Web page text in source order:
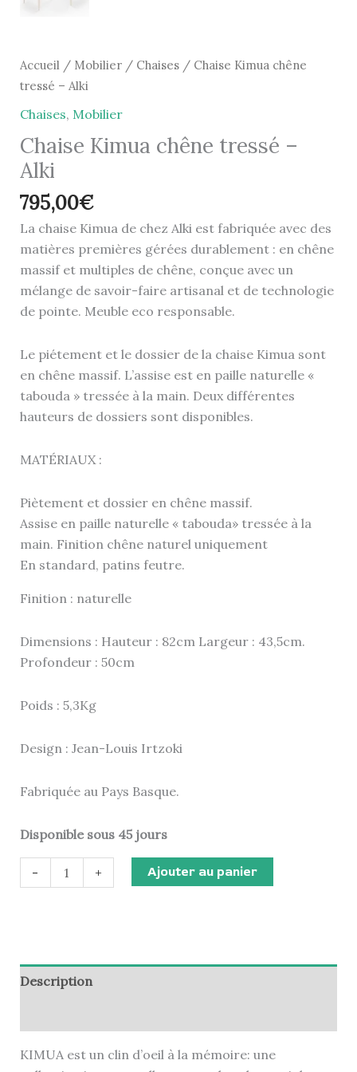
Accueil / Mobilier/ Chaises/ Chaise Kimua chêne
tressé – Alki
Chaises, Mobilier
Chaise Kimua chêne tressé –
Alki
795,00€
La chaise Kimua de chez Alki est fabriquée avec des
matières premières gérées durablement : en chêne
massif et multiples de chêne, conçue avec un
mélange de savoir-faire artisanal et de technologie
de pointe. Meuble eco responsable.
Le piétement et le dossier de la chaise Kimua sont
en chêne massif. L’assise est en paille naturelle «
tabouda » tressée à la main. Deux différentes
hauteurs de dossiers sont disponibles.
MATÉRIAUX :
Piètement et dossier en chêne massif.
Assise en paille naturelle « tabouda» tressée à la
main. Finition chêne naturel uniquement
En standard, patins feutre.
Finition : naturelle
Dimensions : Hauteur : 82cm Largeur : 43,5cm.
Profondeur : 50cm
Poids : 5,3Kg
Design : Jean-Louis Irtzoki
Fabriquée au Pays Basque.
Disponible sous 45 jours
- + Ajouter au panier
Description
KIMUA est un clin d’oeil à la mémoire: une